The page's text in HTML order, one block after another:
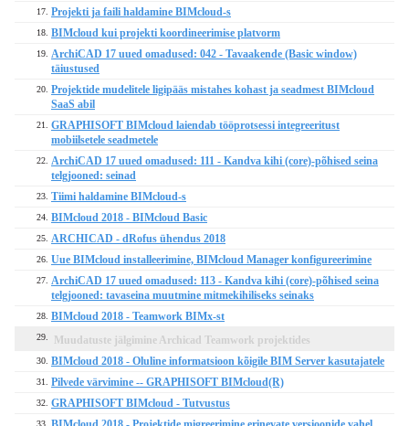
17. Projekti ja faili haldamine BIMcloud-s
18. BIMcloud kui projekti koordineerimise platvorm
19.
ArchiCAD 17 uued omadused: 042 - Tavaakende (Basic window)
täiustused
20. Projektide mudelitele ligipääs mistahes kohast ja seadmest BIMcloud
SaaS abil
21.
GRAPHISOFT BIMcloud laiendab tööprotsessi integreeritust
mobiilsetele seadmetele
22.
ArchiCAD 17 uued omadused: 111 - Kandva kihi (core)-põhised seina
telgjooned: seinad
23. Tiimi haldamine BIMcloud-s
24. BIMcloud 2018 - BIMcloud Basic
25. ARCHICAD - dRofus ühendus 2018
26. Uue BIMcloud installeerimine, BIMcloud Manager konfigureerimine
27.
ArchiCAD 17 uued omadused: 113 - Kandva kihi (core)-põhised seina
telgjooned: tavaseina muutmine mitmekihiliseks seinaks
28. BIMcloud 2018 - Teamwork BIMx-st
29. Muudatuste jälgimine Archicad Teamwork projektides
30. BIMcloud 2018 - Oluline informatsioon kõigile BIM Server kasutajatele
31. Pilvede värvimine -- GRAPHISOFT BIMcloud(R)
32. GRAPHISOFT BIMcloud - Tutvustus
33.